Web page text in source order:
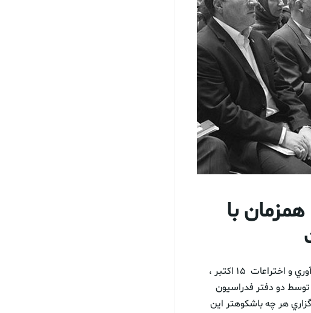
با
افتتاحیه هفته علمی، اقتصادي ايران و كرواسي، همزمان با جشنواره بين المللي نوآوري و اختراعات ١٥ اکتبر ،
دو دفتر فدراسيون
هر چه باشكوهتر اين